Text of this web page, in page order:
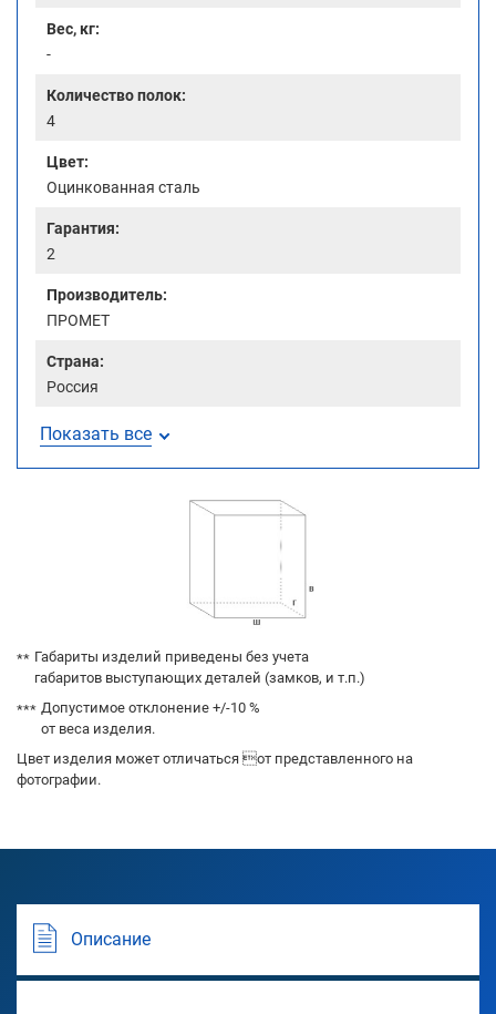
Вес, кг:
-
Количество полок:
4
Цвет:
Оцинкованная сталь
Гарантия:
2
Производитель:
ПРОМЕТ
Страна:
Россия
Показать все
Габариты изделий приведены без учета
габаритов выступающих деталей (замков, и т.п.)
Допустимое отклонение +/-10 %
от веса изделия.
Цвет изделия может отличаться от представленного на
фотографии.
Описание